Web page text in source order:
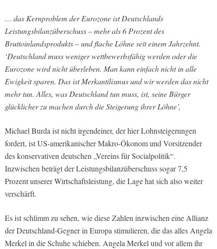
… das Kernproblem der Eurozone ist Deutschlands
Leistungsbilanzüberschuss – mehr als 6 Prozent des
Bruttoinlandsprodukts – und flache Löhne seit einem Jahrzehnt.
‘Deutschland muss weniger wettbewerbsfähig werden oder die
Eurozone wird nicht überleben. Man kann einfach nicht in alle
Ewigkeit sparen. Das ist Merkantilismus und wir werden das nicht
mehr tun. Alles, was Deutschland tun muss, ist, seine Bürger
glücklicher zu machen durch die Steigerung ihrer Löhne’,
Michael Burda ist nicht irgendeiner, der hier Lohnsteigerungen
fordert, ist US-amerikanischer Makro-Ökonom und Vorsitzender
des konservativen deutschen „Vereins für Socialpolitik“.
Inzwischen beträgt der Leistungsbilanzüberschuss sogar 7,5
Prozent unserer Wirtschaftsleistung, die Lage hat sich also weiter
verschärft.
Es ist schlimm zu sehen, wie diese Zahlen inzwischen eine Allianz
der Deutschland-Gegner in Europa stimulieren, die das alles Angela
Merkel in die Schuhe schieben. Angela Merkel und vor allem ihr